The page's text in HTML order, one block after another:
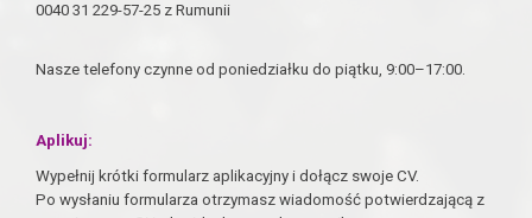
0040 31 229-57-25 z Rumunii
Nasze telefony czynne od poniedziałku do piątku, 9:00–17:00.
Aplikuj:
Wypełnij krótki formularz aplikacyjny i dołącz swoje CV.
Po wysłaniu formularza otrzymasz wiadomość potwierdzającą z